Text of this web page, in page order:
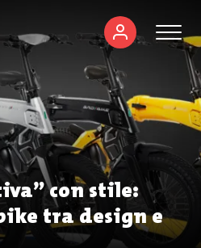
con stile:
tra design e